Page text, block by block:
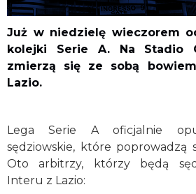
Już w niedzielę wieczorem
kolejki Serie A. Na Stadio
zmierzą się ze sobą
Lazio.
Lega Serie A oficjalnie
sędziowskie, które poprowadzą
Oto arbitrzy, którzy będą
Interu z Lazio: